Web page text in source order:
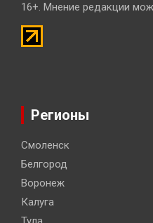
16+. Мнение редакции
Регионы
Смоленск
Белгород
Воронеж
Калуга